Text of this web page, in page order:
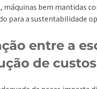
máquinas bem mantidas
para a sustentabilidade
entre a
de